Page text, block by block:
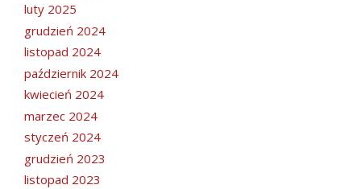
luty 2025
grudzień 2024
listopad 2024
październik 2024
kwiecień 2024
marzec 2024
styczeń 2024
grudzień 2023
listopad 2023